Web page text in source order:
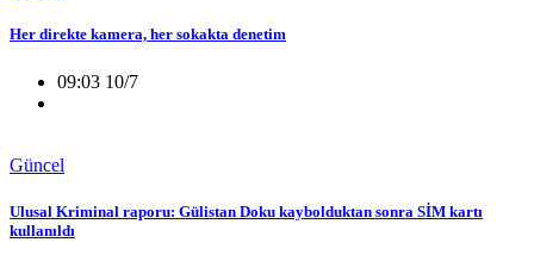
Her direkte kamera, her sokakta denetim
09:03 10/7
Güncel
Ulusal Kriminal raporu: Gülistan Doku kaybolduktan sonra SİM kartı
kullanıldı